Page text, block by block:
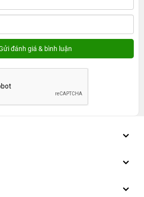
web của bạn dễ chịu như in ra trên
sắc nét, màn hình Retina còn mang
trải nghiệm phong phú và sống
Mọi thứ hiện ra trước mắt bạn sẽ vô
màn hình tràn thế hệ mới, mỏng
ảnh như nổi lên ngay trước mắt bạn
tuyệt vời. Với những ưu điểm trên,
thoải mái khi xem phim, chơi game
Air 2018 này.